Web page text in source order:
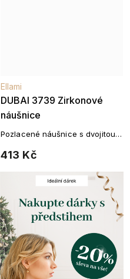
DUBAI 3739 Zirkonové
náušnice
Ellami
413 Kč
Pozlacené náušnice s dvojitou